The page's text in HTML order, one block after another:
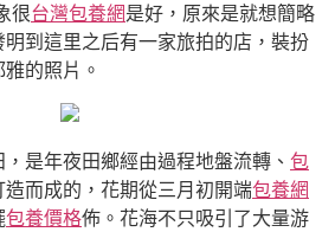
很台灣包養網是好，原來是就想簡略
明到這里之后有一家旅拍的店，裝扮
的照片。
是年夜田鄉經由過程地盤流轉、 包
造而成的，花期從三月初開端包養網
包養價格佈。花海不只吸引了大量游